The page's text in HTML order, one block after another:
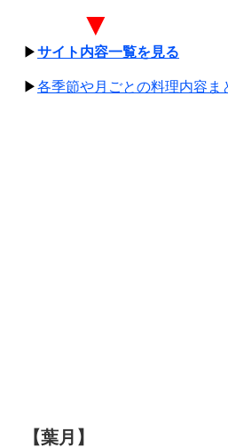
▼
▶サイト内容一覧を見る
▶各季節や月ごとの料理内容ま
【葉月】